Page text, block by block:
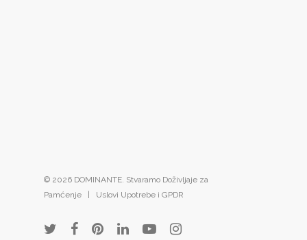
© 2026 DOMINANTE. Stvaramo Doživljaje za
Pamćenje | Uslovi Upotrebe i GPDR